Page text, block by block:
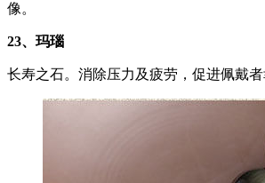
像。
23、玛瑙
长寿之石。消除压力及疲劳，促进佩戴者